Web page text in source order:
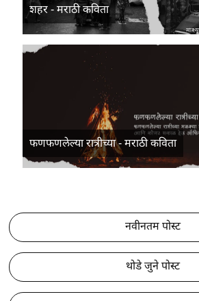
शहर - मराठी कविता
फणफणलेल्या रात्रीच्या - मराठी कविता
नवीनतम पोस्ट
थोडे जुने पोस्ट